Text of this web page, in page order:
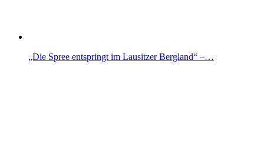
„Die Spree entspringt im Lausitzer Bergland“ –…